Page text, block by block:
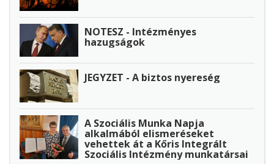
NOTESZ - Intézményes
hazugságok
JEGYZET - A biztos nyereség
A Szociális Munka Napja
alkalmából elismeréseket
vehettek át a Kőris Integrált
Szociális Intézmény munkatársai